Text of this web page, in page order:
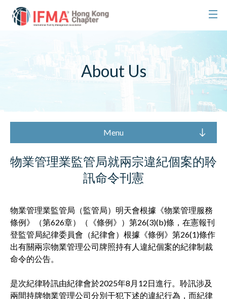
About Us
Menu
物業管理業監管局就兩宗違紀個案的聆
訊命令刊憲
物業管理業監管局（監管局）明天會根據《物業管理服務
條例》（第626章）（《條例》）第26(3)(b)條，在憲報刊
登監管局紀律委員會（紀律會）根據《條例》第26(1)條作
出有關兩宗物業管理公司牌照持有人違紀個案的紀律制裁
命令的公告。
是次紀律聆訊由紀律會於2025年8月12日進行。聆訊涉及
兩間持牌物業管理公司分別干犯下述的違紀行為，而紀律